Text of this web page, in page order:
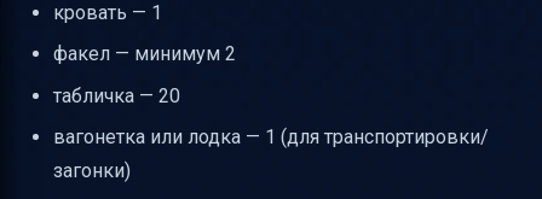
кровать — 1
факел — минимум 2
табличка — 20
вагонетка или лодка — 1 (для транспортировки/
загонки)